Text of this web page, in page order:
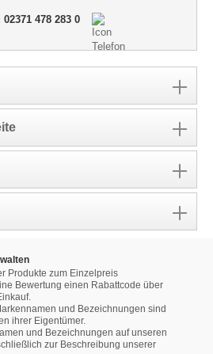
02371 478 283 0
Produkte zum Einzelpreis
Bewertung einen Rabattcode über
und Bezeichnungen sind
ihrer Eigentümer.
und Bezeichnungen auf unseren
zur Beschreibung unserer